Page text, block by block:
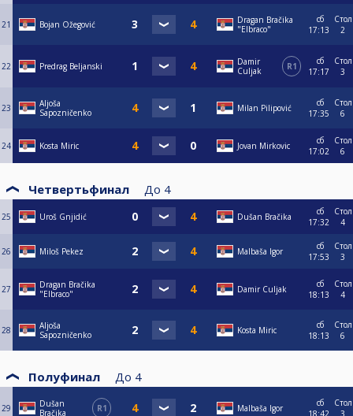
21 Bojan Ožegović
Dragan Bračika
"Elbraco"
сб
17:13
Стол
2
22 Predrag Beljanski
Damir
Culjak
R1
сб
17:17
Стол
3
23
Aljoša
Sapozničenko
Milan Pilipović
сб
17:35
Стол
6
24 Kosta Miric Jovan Mirkovic
сб
17:02
Стол
6
Четвертьфинал До 4
25 Uroš Gnjidić Dušan Bračika
сб
17:32
Стол
4
26 Miloš Pekez Malbaša Igor
сб
17:53
Стол
3
27
Dragan Bračika
"Elbraco"
Damir Culjak
сб
18:13
Стол
4
28
Aljoša
Sapozničenko
Kosta Miric
сб
18:13
Стол
6
Полуфинал До 4
29
Dušan
Bračika
R1 Malbaša Igor
сб
Стол